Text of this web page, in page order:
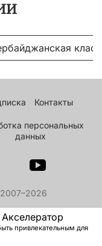
Контакты
персональных
данных
привлекательным для